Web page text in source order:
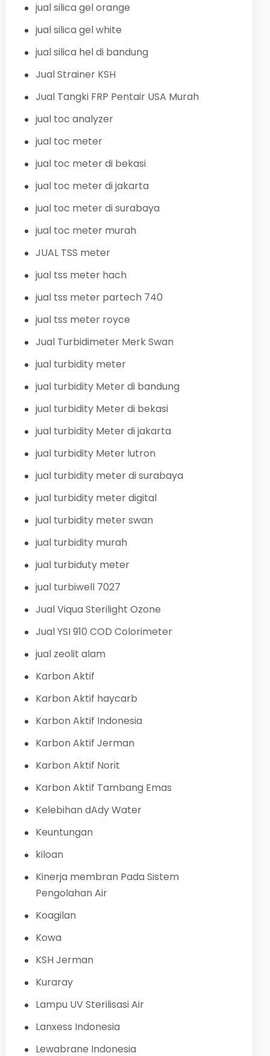
jual silica gel orange
jual silica gel white
jual silica hel di bandung
Jual Strainer KSH
Jual Tangki FRP Pentair USA Murah
jual toc analyzer
jual toc meter
jual toc meter di bekasi
jual toc meter di jakarta
jual toc meter di surabaya
jual toc meter murah
JUAL TSS meter
jual tss meter hach
jual tss meter partech 740
jual tss meter royce
Jual Turbidimeter Merk Swan
jual turbidity meter
jual turbidity Meter di bandung
jual turbidity Meter di bekasi
jual turbidity Meter di jakarta
jual turbidity Meter lutron
jual turbidity meter di surabaya
jual turbidity meter digital
jual turbidity meter swan
jual turbidity murah
jual turbiduty meter
jual turbiwell 7027
Jual Viqua Sterilight Ozone
Jual YSI 910 COD Colorimeter
jual zeolit alam
Karbon Aktif
Karbon Aktif haycarb
Karbon Aktif Indonesia
Karbon Aktif Jerman
Karbon Aktif Norit
Karbon Aktif Tambang Emas
Kelebihan dAdy Water
Keuntungan
kiloan
Kinerja membran Pada Sistem
Pengolahan Air
Koagilan
Kowa
KSH Jerman
Kuraray
Lampu UV Sterilisasi Air
Lanxess Indonesia
Lewabrane Indonesia